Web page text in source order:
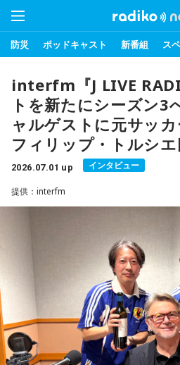
防災 ポッドキャスト 新番組 ス
interfm『J LIVE
トを新たにシーズン3
ャルゲストに元サッ
フィリップ・トルシエ
2026.07.01 up インタビュー
提供：interfm